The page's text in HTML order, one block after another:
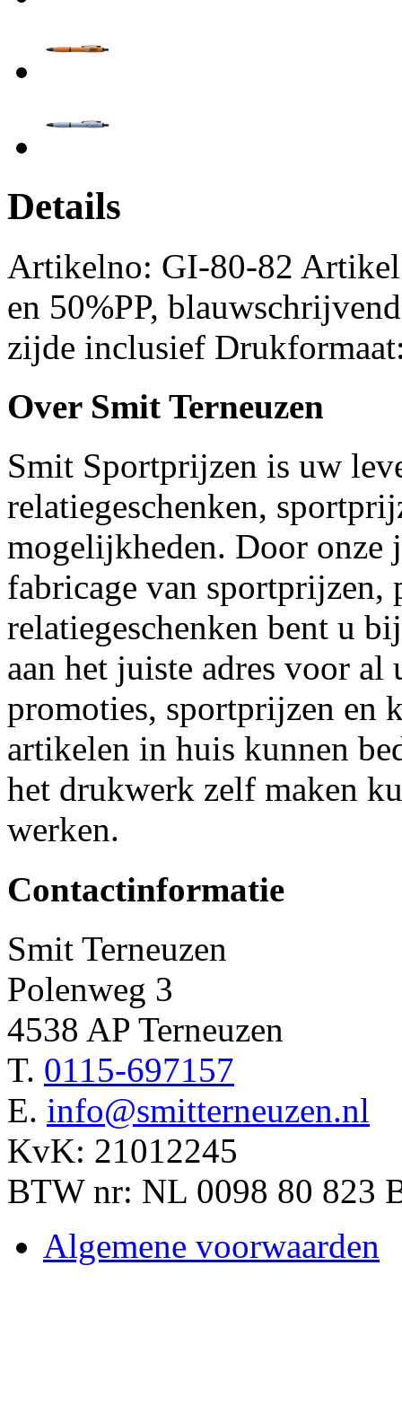
Details
Artikelno: GI-80-82
en 50%PP,
zijde inclusief
Over Smit Terneuzen
Smit Sportprijzen is uw
relatiegeschenken,
mogelijkheden. Door onze
fabricage van sportprijzen,
relatiegeschenken bent u
aan het juiste adres voor al
promoties, sportprijzen en
artikelen in huis kunnen
het drukwerk zelf maken
werken.
Contactinformatie
Smit Terneuzen
Polenweg 3
4538 AP Terneuzen
T. 0115-697157
E. info@smitterneuzen.nl
KvK: 21012245
BTW nr: NL 0098 80 823
Algemene voorwaarden